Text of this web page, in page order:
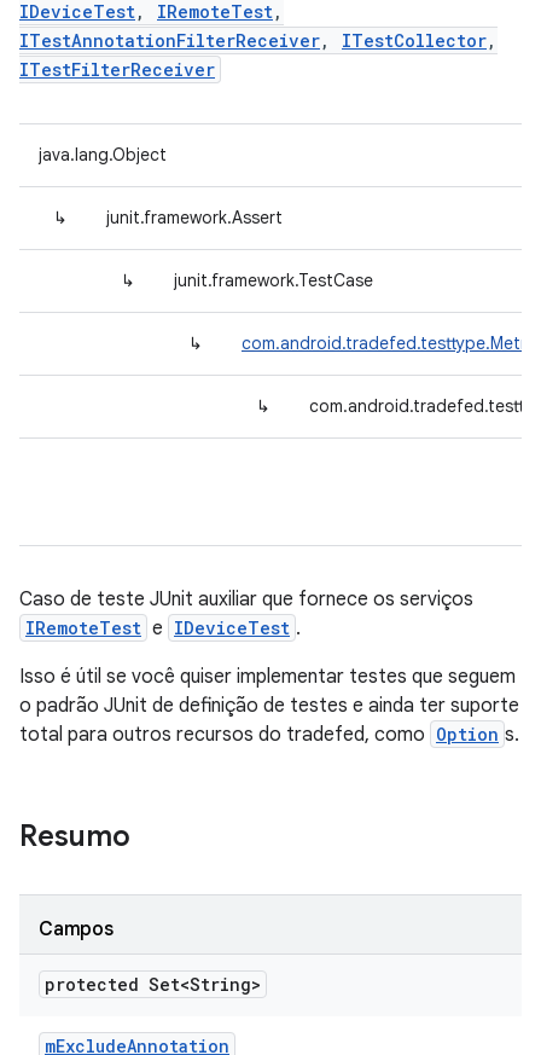
IDeviceTest, IRemoteTest,
ITestAnnotationFilterReceiver, ITestCollector,
ITestFilterReceiver
java.lang.Object
↳ junit.framework.Assert
↳ junit.framework.TestCase
↳
↳
Caso de teste JUnit auxiliar que fornece os serviços
IRemoteTest e IDeviceTest .
Isso é útil se você quiser implementar testes que seguem
o padrão JUnit de definição de testes e ainda ter suporte
total para outros recursos do tradefed, como Option s.
Resumo
Campos
protected Set<String>
mExcludeAnnotation